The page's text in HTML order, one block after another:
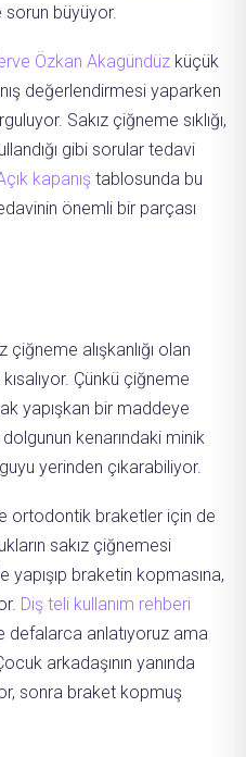
büyüyor.
Özkan Akagündüz küçük
değerlendirmesi yaparken
Sakız çiğneme sıklığı,
gibi sorular tedavi
kapanış tablosunda bu
önemli bir parçası
alışkanlığı olan
Çünkü çiğneme
yapışkan bir maddeye
kenarındaki minik
yerinden çıkarabiliyor.
ortodontik braketler için de
sakız çiğnemesi
yapışıp braketin kopmasına,
Diş teli kullanım rehberi
defalarca anlatıyoruz ama
arkadaşının yanında
sonra braket kopmuş